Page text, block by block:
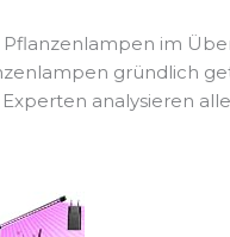
im
gründlich
analysieren